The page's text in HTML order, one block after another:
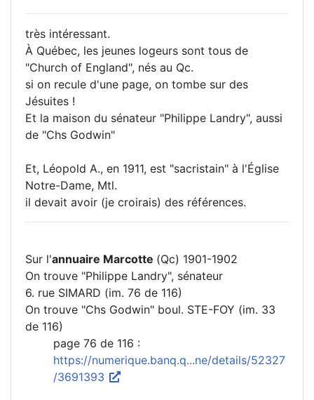
très intéressant.
À Québec, les jeunes logeurs sont tous de
"Church of England", nés au Qc.
si on recule d'une page, on tombe sur des
Jésuites !
Et la maison du sénateur "Philippe Landry", aussi
de "Chs Godwin"
Et, Léopold A., en 1911, est "sacristain" à l'Église
Notre-Dame, Mtl.
il devait avoir (je croirais) des références.
Sur l'annuaire Marcotte (Qc) 1901-1902
On trouve "Philippe Landry", sénateur
6. rue SIMARD (im. 76 de 116)
On trouve "Chs Godwin" boul. STE-FOY (im. 33
de 116)
page 76 de 116 :
https://numerique.banq.q...ne/details/52327
/3691393